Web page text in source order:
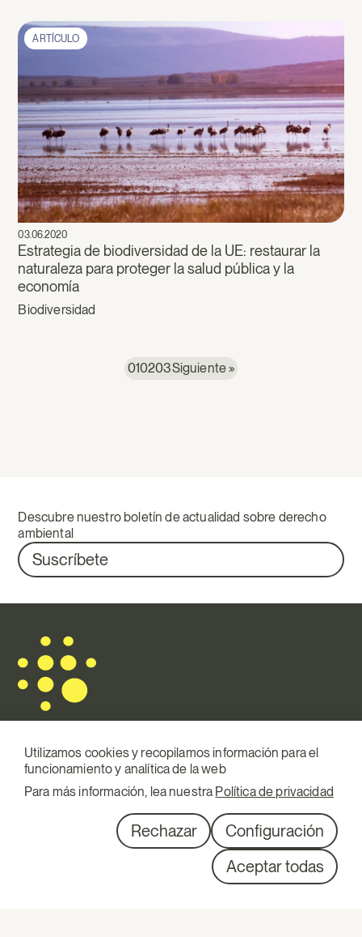
ARTÍCULO
03.06.2020
Estrategia de biodiversidad de la UE: restaurar la
naturaleza para proteger la salud pública y la
economía
Biodiversidad
010203Siguiente »
Descubre nuestro boletín de actualidad sobre derecho
ambiental
Suscríbete
Mail.
info@terraqui.com
Telf.
+34 934 146 307
Utilizamos cookies y recopilamos información para el
funcionamiento y analítica de la web
Para más información, lea nuestra Política de privacidad
Rechazar
Configuración
Aceptar todas